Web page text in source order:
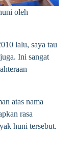
oleh
lalu, saya tau
Ini sangat
atas nama
rasa
huni tersebut.